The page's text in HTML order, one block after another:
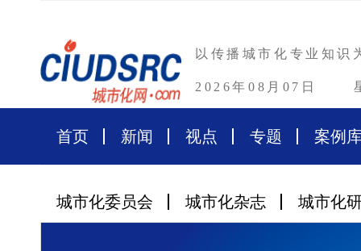
以传播城市化专业知识
2026年08月07日
首页 新闻 视点 专题 案例
城市化委员会 城市化杂志 城市化